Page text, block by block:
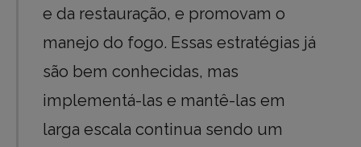
e da restauração, e promovam o
manejo do fogo. Essas estratégias já
são bem conhecidas, mas
implementá-las e mantê-las em
larga escala continua sendo um